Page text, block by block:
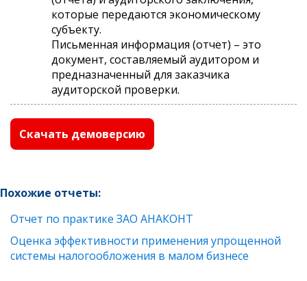
которые передаются экономическому
субъекту.
Письменная информация (отчет) – это
документ, составляемый аудитором и
предназначенный для заказчика
аудиторской проверки.
Скачать демоверсию
Похожие отчеты:
Отчет по практике ЗАO АНАКОНТ
Оценка эффективности применения упрощенной
системы налогообложения в малом бизнесе